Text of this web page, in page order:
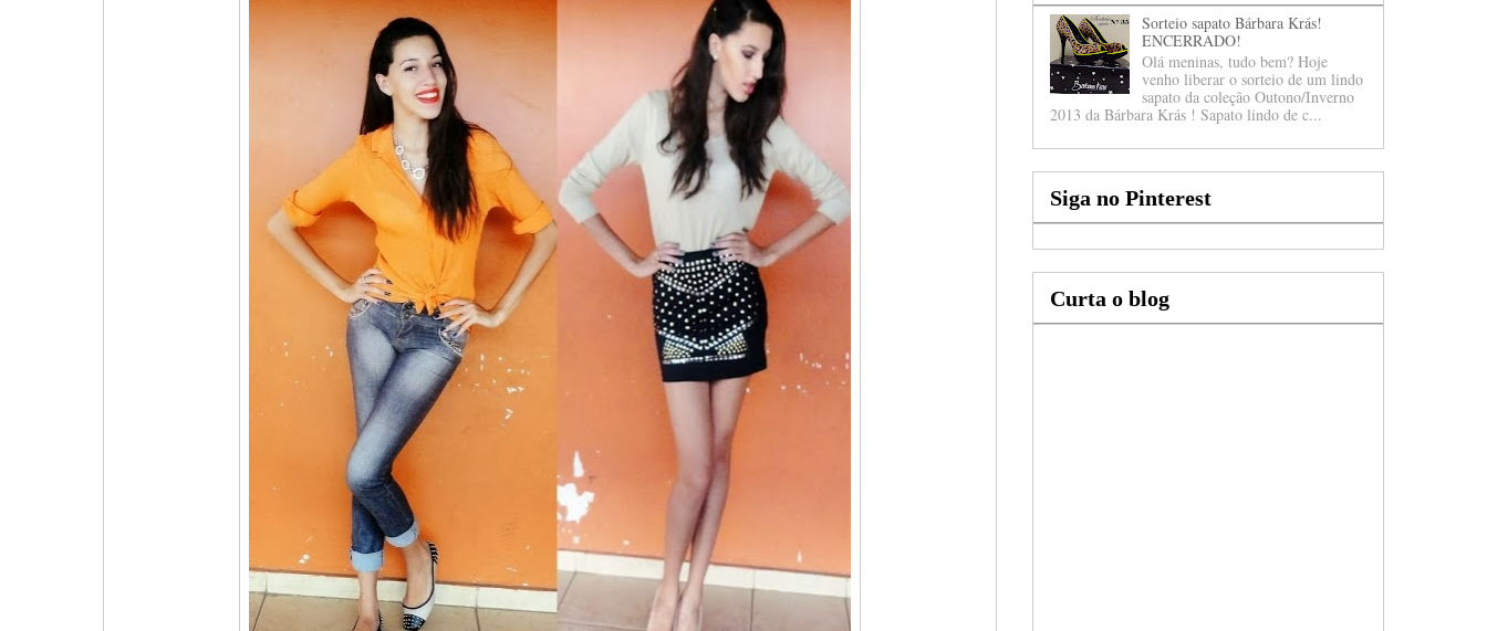
Sorteio sapato Bárbara Krás!
ENCERRADO!
Olá meninas, tudo bem? Hoje
venho liberar o sorteio de um lindo
sapato da coleção Outono/Inverno
2013 da Bárbara Krás ! Sapato lindo de c...
Siga no Pinterest
Curta o blog